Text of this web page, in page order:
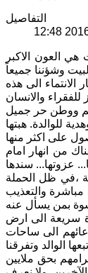
التفاصيل
العون الاكبر
الى هذه
للوالدة. هبتها
من انهار امام
،في ظل الحملة
والتعذيب
سريعة الى ارض
الى ساحات
اجرامهم بحق ملايين